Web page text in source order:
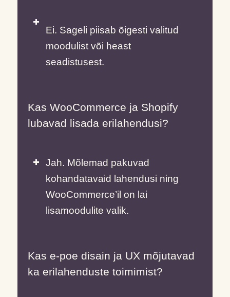
Ei. Sageli piisab õigesti valitud
moodulist või heast
seadistusest.
Kas WooCommerce ja Shopify
lubavad lisada erilahendusi?
Jah. Mõlemad pakuvad
kohandatavaid lahendusi ning
WooCommerce’il on lai
lisamoodulite valik.
Kas e-poe disain ja UX mõjutavad
ka erilahenduste toimimist?